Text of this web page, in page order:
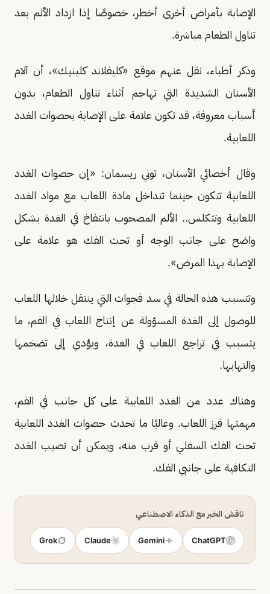
الإصابة بأمراض أخرى أخطر، خصوصًا إذا ازداد الألم بعد
تناول الطعام مباشرة.
وذكر أطباء، نقل عنهم موقع «كليفلاند كلينيك»، أن آلام
الأسنان الشديدة التي تهاجم أثناء تناول الطعام، بدون
أسباب معروفة، قد تكون علامة على الإصابة بحصوات الغدد
اللعابية.
وقال أخصائي الأسنان، توني ريسمان: «إن حصوات الغدد
اللعابية تتكون حينما تتداخل مادة اللعاب مع مواد الغدد
اللعابية وتتكلس.. الألم المصحوب بانتفاخ في الغدة بشكل
واضح على جانب الوجه أو تحت الفك هو علامة على
الإصابة بهذا المرض».
وتتسبب هذه الحالة في سد فجوات التي ينتقل خلالها اللعاب
للوصول إلى الغدة المسؤولة عن إنتاج اللعاب في الفم، ما
يتسبب في تراجع اللعاب في الغدة، ويؤدي إلى تضخمها
والتهابها.
وهناك عدد من الغدد اللعابية على كل جانب في الفم،
مهمتها فرز اللعاب. وغالبًا ما تحدث حصوات الغدد اللعابية
تحت الفك السفلي أو قرب منه، ويمكن أن تصيب الغدد
النكافية على جانبي الفك.
ناقش الخبر مع الذكاء الاصطناعي
ChatGPT
Gemini
Claude
Grok